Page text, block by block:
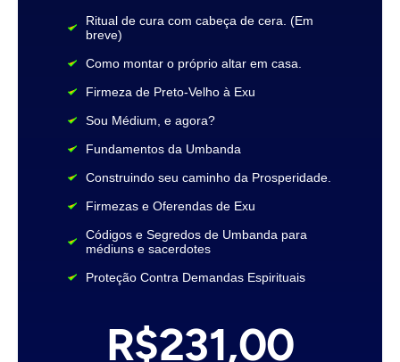
Ritual de cura com cabeça de cera. (Em
breve)
Como montar o próprio altar em casa.
Firmeza de Preto-Velho à Exu
Sou Médium, e agora?
Fundamentos da Umbanda
Construindo seu caminho da Prosperidade.
Firmezas e Oferendas de Exu
Códigos e Segredos de Umbanda para
médiuns e sacerdotes
Proteção Contra Demandas Espirituais
R$231,00